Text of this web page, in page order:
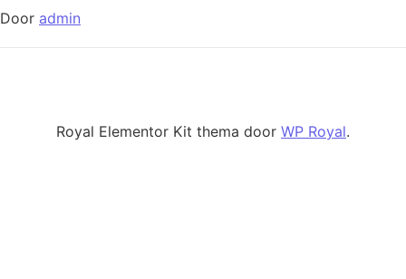
Door admin
Royal Elementor Kit thema door WP Royal.